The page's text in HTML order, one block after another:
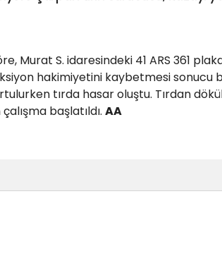
Murat S. idaresindeki 41 ARS 361
hakimiyetini kaybetmesi sonucu
tırda hasar oluştu. Tırdan
başlatıldı. AA